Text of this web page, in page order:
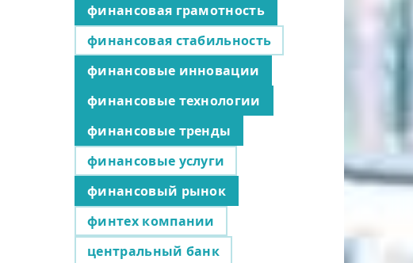
финансовая грамотность
финансовая стабильность
финансовые инновации
финансовые технологии
финансовые тренды
финансовые услуги
финансовый рынок
финтех компании
центральный банк